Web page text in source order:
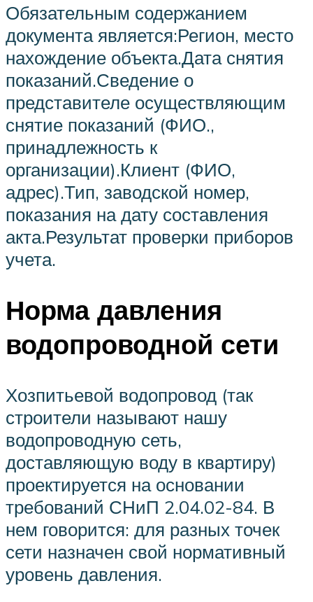
Обязательным содержанием
документа является:Регион, место
нахождение объекта.Дата снятия
показаний.Сведение о
представителе осуществляющим
снятие показаний (ФИО.,
принадлежность к
организации).Клиент (ФИО,
адрес).Тип, заводской номер,
показания на дату составления
акта.Результат проверки приборов
учета.
Норма давления
водопроводной сети
Хозпитьевой водопровод (так
строители называют нашу
водопроводную сеть,
доставляющую воду в квартиру)
проектируется на основании
требований СНиП 2.04.02-84. В
нем говорится: для разных точек
сети назначен свой нормативный
уровень давления.